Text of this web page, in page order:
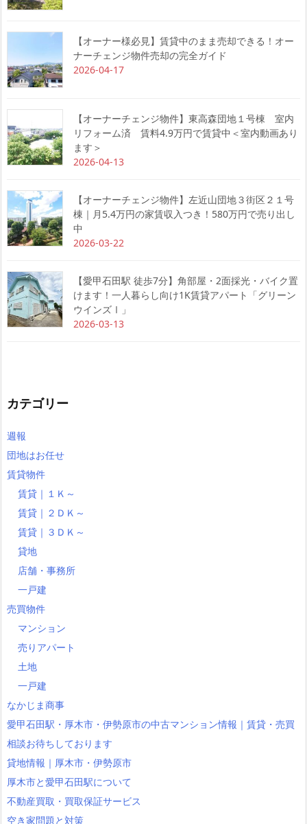
【オーナー様必見】賃貸中のまま売却できる！オー
ナーチェンジ物件売却の完全ガイド
2026-04-17
【オーナーチェンジ物件】東高森団地１号棟 室内
リフォーム済 賃料4.9万円で賃貸中＜室内動画あり
ます＞
2026-04-13
【オーナーチェンジ物件】左近山団地３街区２１号
棟｜月5.4万円の家賃収入つき！580万円で売り出し
中
2026-03-22
【愛甲石田駅 徒歩7分】角部屋・2面採光・バイク置
けます！一人暮らし向け1K賃貸アパート「グリーン
ウインズⅠ」
2026-03-13
カテゴリー
週報
団地はお任せ
賃貸物件
賃貸｜１Ｋ～
賃貸｜２ＤＫ～
賃貸｜３ＤＫ～
貸地
店舗・事務所
一戸建
売買物件
マンション
売りアパート
土地
一戸建
なかじま商事
愛甲石田駅・厚木市・伊勢原市の中古マンション情報｜賃貸・売買
相談お待ちしております
貸地情報｜厚木市・伊勢原市
厚木市と愛甲石田駅について
不動産買取・買取保証サービス
空き家問題と対策